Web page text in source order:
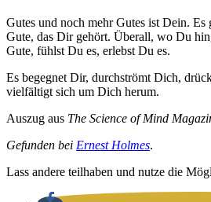
Gutes und noch mehr Gutes ist Dein.
Gute, das Dir gehört. Über­all, wo Du
Gute, fühlst Du es, erlebst Du es.
Es begeg­net Dir, durch­strömt Dich,
viel­fäl­tigt sich um Dich her­um.
Aus­zug aus The Sci­ence of Mind
Gefun­den bei Ernest Hol­mes.
Lass ande­re teil­ha­ben und nut­ze die